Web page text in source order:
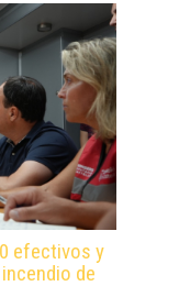
efectivos y
de